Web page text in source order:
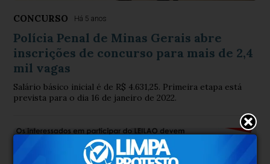
CONCURSO Há 5 anos
Polícia Penal de Minas Gerais abre
inscrições de concurso para mais de 2,4
mil vagas
Salário básico inicial é de R$ 4.631,25. Primeira etapa está
prevista para o dia 16 de janeiro de 2022.